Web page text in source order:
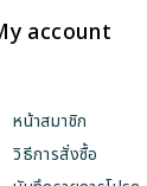
account
หน้าสมาชิก
วิธีการสั่งซื้อ